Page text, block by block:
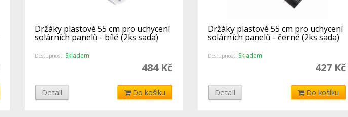
Držáky plastové 55 cm pro uchycení
solárních panelů - bílé (2ks sada)
Dostupnost: Skladem
484 Kč
Detail Do košíku
Držáky plastové 55 cm pro uchycení
solárních panelů - černé (2ks sada)
Dostupnost: Skladem
427 Kč
Detail Do košíku